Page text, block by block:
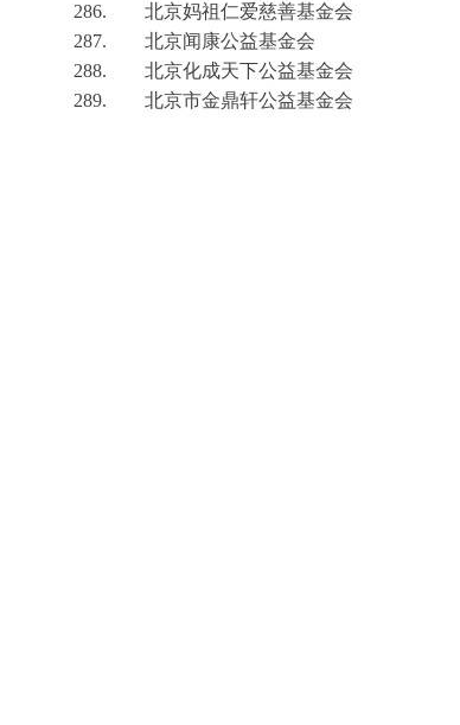
286.
北京妈祖仁爱慈善基金会
287.
北京闻康公益基金会
288.
北京化成天下公益基金会
289.
北京市金鼎轩公益基金会